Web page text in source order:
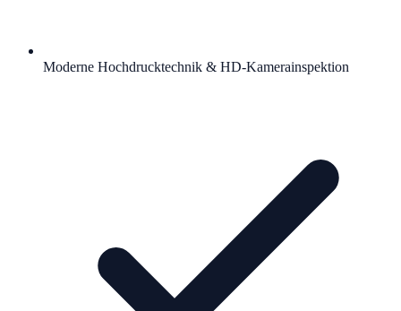
Moderne Hochdrucktechnik & HD-Kamerainspektion